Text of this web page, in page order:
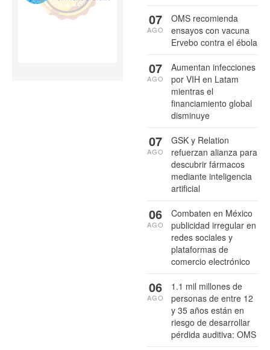
OMS recomienda
ensayos con vacuna
Ervebo contra el ébola
07
AGO
Aumentan infecciones
por VIH en Latam
mientras el
financiamiento global
disminuye
07
AGO
GSK y Relation
refuerzan alianza para
descubrir fármacos
mediante inteligencia
artificial
07
AGO
Combaten en México
publicidad irregular en
redes sociales y
plataformas de
comercio electrónico
06
AGO
1.1 mil millones de
personas de entre 12
y 35 años están en
riesgo de desarrollar
pérdida auditiva: OMS
06
AGO